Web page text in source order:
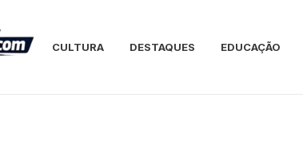
CULTURA DESTAQUES EDUCAÇÃO